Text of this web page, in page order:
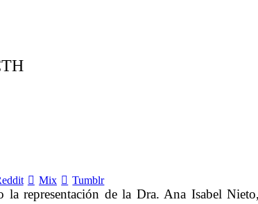
Mix Tumblr
representación de la Dra. Ana Isabel